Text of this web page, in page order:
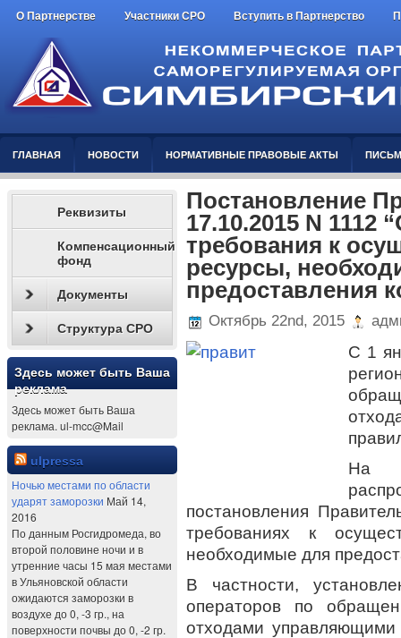
О Партнерстве Участники СРО Вступить в Партнерство
ГЛАВНАЯ НОВОСТИ НОРМАТИВНЫЕ ПРАВОВЫЕ АКТЫ
Реквизиты
Компенсационный
фонд
Документы
Структура СРО
Здесь может быть Ваша
реклама
Здесь может быть Ваша
реклама. ul-mcc@Mail
ulpressa
Ночью местами по области
ударят заморозки Май 14,
2016
По данным Росгидромеда, во
второй половине ночи и в
утренние часы 15 мая местами
в Ульяновской области
ожидаются заморозки в
воздухе до 0, -3 гр., на
поверхности почвы до 0, -2 гр.
Постановление
17.10.2015 N 1112
требования к
ресурсы,
предоставления
Октябрь 22nd, 2015
С 1
На
постановления
требованиях к
необходимые для
В частности,
операторов по
отходами